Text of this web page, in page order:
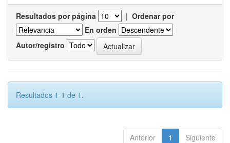
Resultados por página | Ordenar por
En orden
Autor/registro
Resultados 1-1 de 1.
Anterior 1 Siguiente